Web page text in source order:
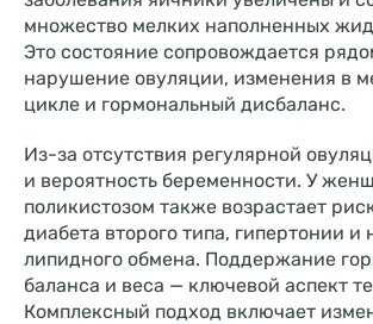
множество мелких наполненных
Это состояние сопровождается
нарушение овуляции, изменения в
цикле и гормональный дисбаланс.
Из-за отсутствия регулярной
и вероятность беременности. У
поликистозом также возрастает
диабета второго типа, гипертонии
липидного обмена. Поддержание
баланса и веса — ключевой аспект
Комплексный подход включает